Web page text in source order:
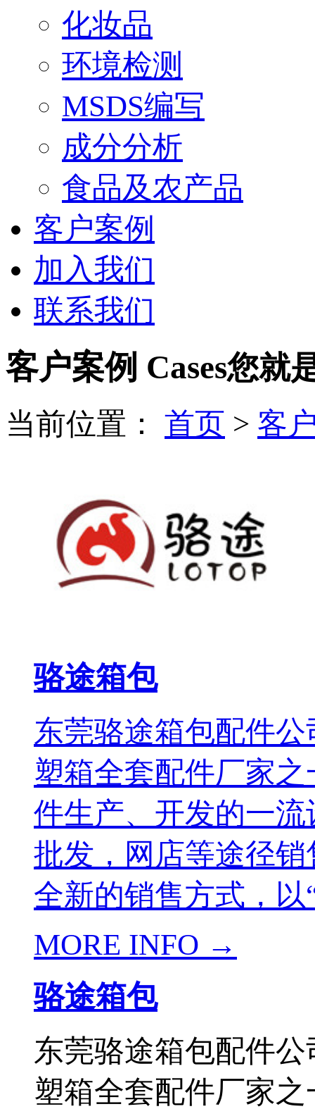
化妆品
环境检测
MSDS编写
成分分析
食品及农产品
客户案例
加入我们
联系我们
客户案例 Cases您就
当前位置： 首页 > 客
骆途箱包
东莞骆途箱包配件
塑箱全套配件厂家
件生产、开发的一
批发，网店等途径
全新的销售方式，
MORE INFO →
骆途箱包
东莞骆途箱包配件
塑箱全套配件厂家